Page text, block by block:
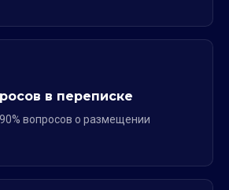
в переписке
вопросов о размещении